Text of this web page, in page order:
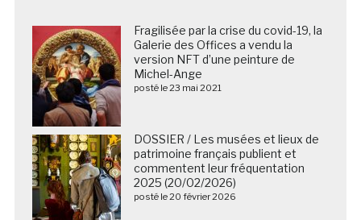
Fragilisée par la crise du covid-19, la
Galerie des Offices a vendu la
version NFT d’une peinture de
Michel-Ange
posté le 23 mai 2021
DOSSIER / Les musées et lieux de
patrimoine français publient et
commentent leur fréquentation
2025 (20/02/2026)
posté le 20 février 2026